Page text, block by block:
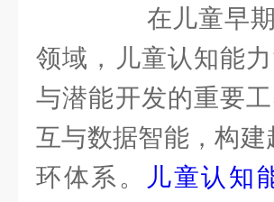
在儿童早期
领域，儿童认知能
与潜能开发的重要
互与数据智能，构
环体系。
儿童认知